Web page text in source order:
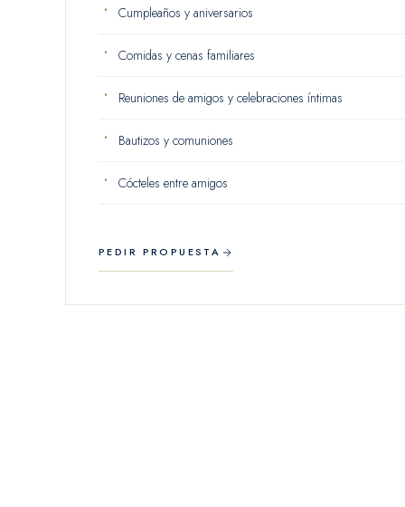
Cumpleaños y aniversarios
Comidas y cenas familiares
Reuniones de amigos y celebraciones íntimas
Bautizos y comuniones
Cócteles entre amigos
PEDIR PROPUESTA